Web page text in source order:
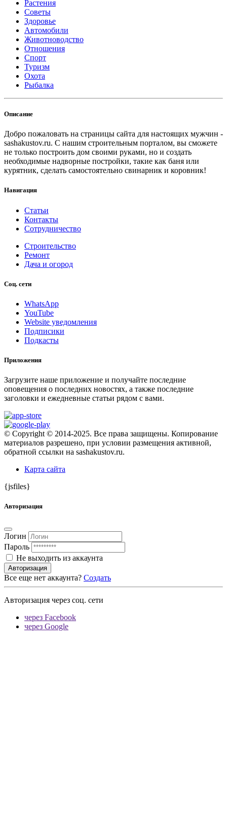
Растения
Советы
Здоровье
Автомобили
Животноводство
Отношения
Спорт
Туризм
Охота
Рыбалка
Описание
Добро пожаловать на страницы сайта для настоящих мужчин -
sashakustov.ru. С нашим строительным порталом, вы сможете
не только построить дом своими руками, но и создать
необходимые надворные постройки, такие как баня или
курятник, сделать самостоятельно свинарник и коровник!
Навигация
Статьи
Контакты
Сотрудничество
Строительство
Ремонт
Дача и огород
Соц. сети
WhatsApp
YouTube
Website уведомления
Подписики
Подкасты
Приложения
Загрузите наше приложение и получайте последние
оповещения о последних новостях, а также последние
заголовки и ежедневные статьи рядом с вами.
© Copyright © 2014-2025. Все права защищены. Копирование
материалов разрешено, при условии размещения активной,
обратной ссылки на sashakustov.ru.
Карта сайта
{jsfiles}
Авторизация
Логин
Пароль
Не выходить из аккаунта
Авторизация
Все еще нет аккаунта? Создать
Авторизация через соц. сети
через Facebook
через Google